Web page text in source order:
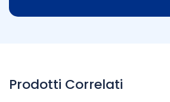
Prodotti Correlati